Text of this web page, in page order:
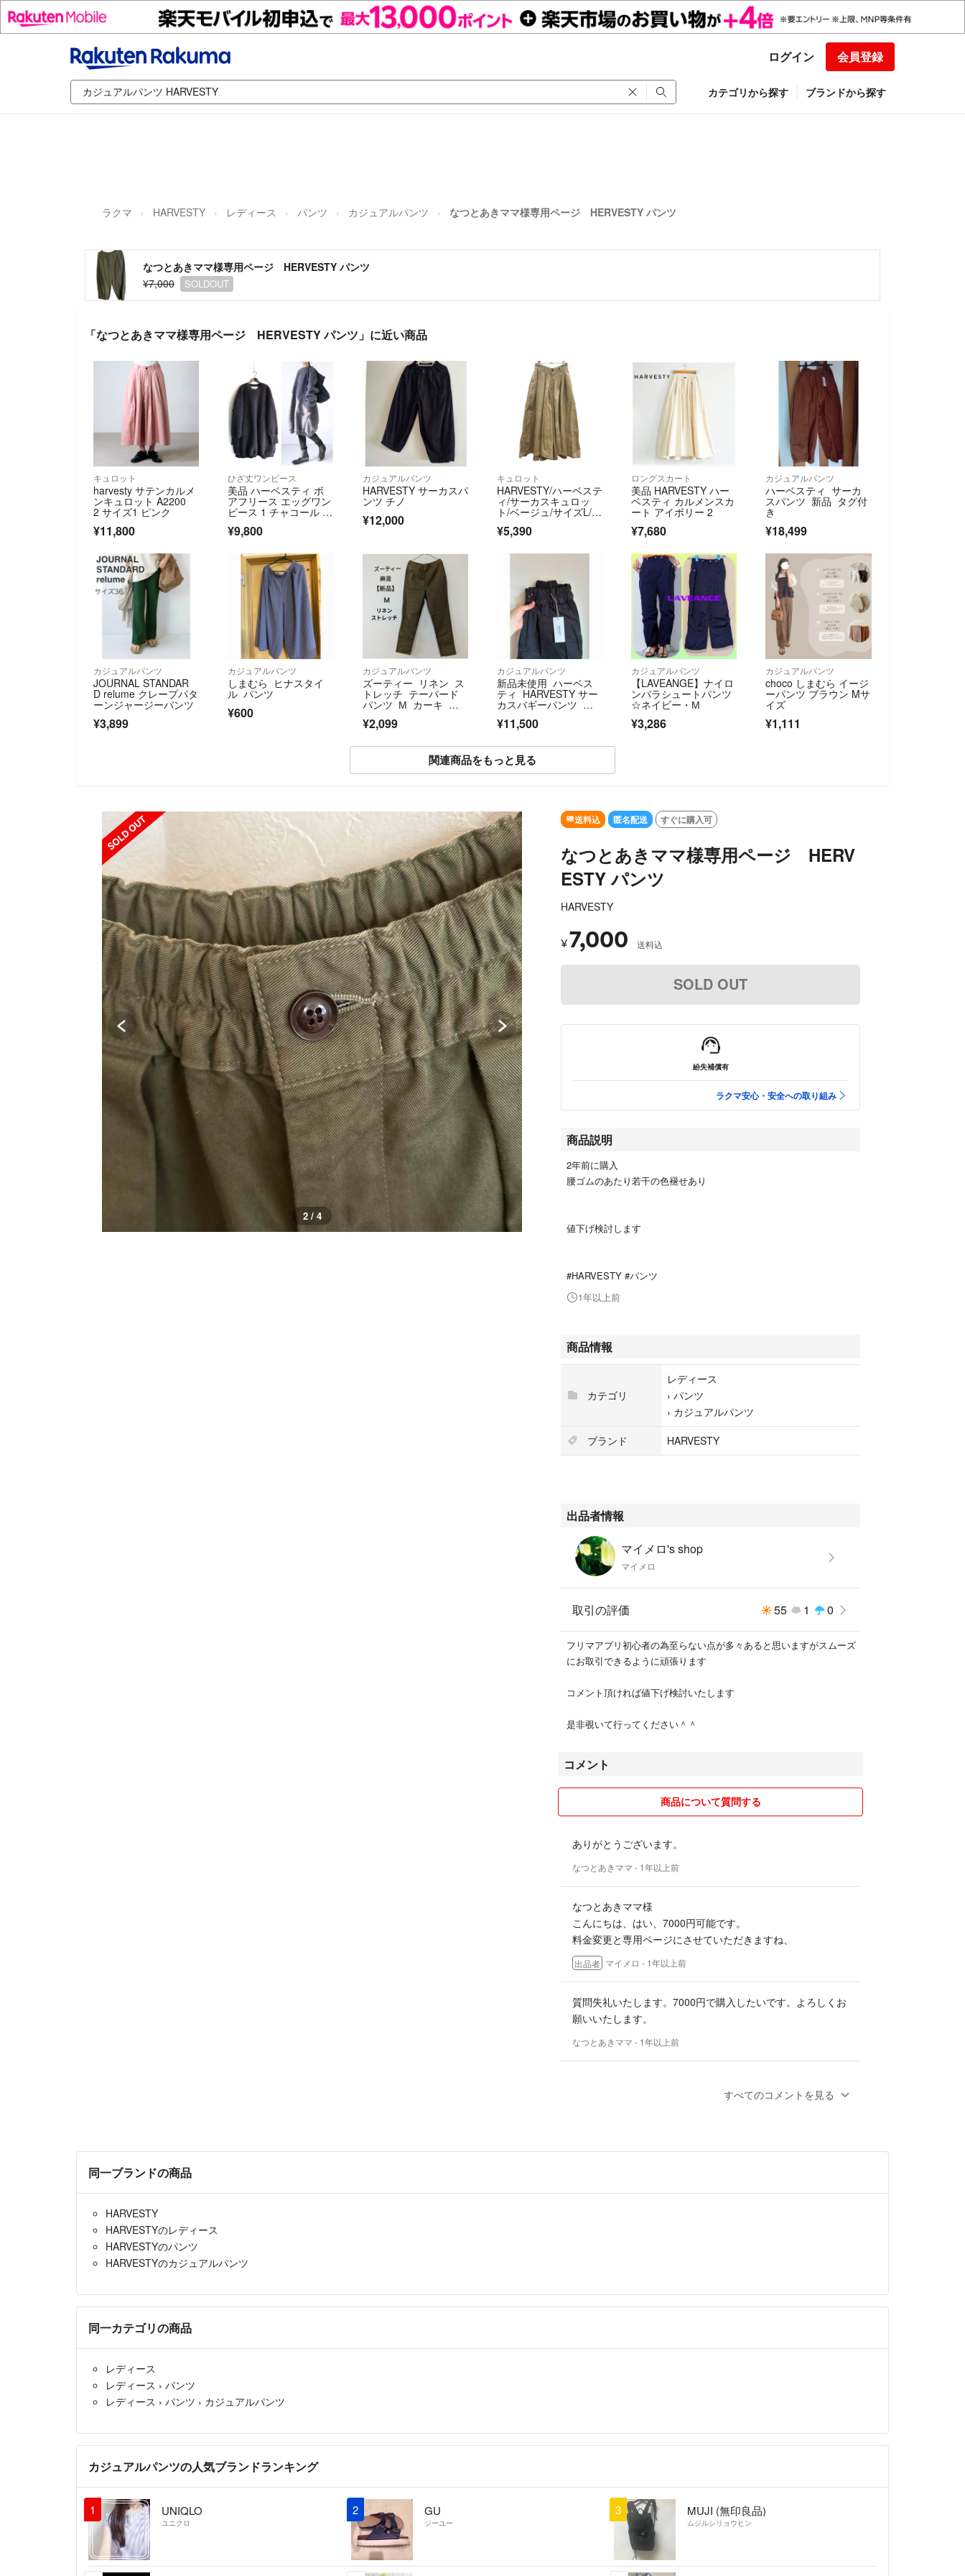
ログイン 会員登録
カテゴリから探す ブランドから探す
ラクマ HARVESTY レディース パンツ カジュアルパンツ なつとあきママ様専用ページ HERVESTY パンツ
なつとあきママ様専用ページ HERVESTY パンツ
¥7,000
SOLDOUT
「なつとあきママ様専用ページ HERVESTY パンツ」に近い商品
キュロット
harvesty サテンカルメ
ンキュロット A2200
2 サイズ1 ピンク
¥11,800
ひざ丈ワンピース
美品 ハーベスティ ボ
アフリース エッグワン
ピース 1 チャコール ゆ
ったり
¥9,800
カジュアルパンツ
HARVESTY サーカスパ
ンツ チノ
¥12,000
キュロット
HARVESTY/ハーベステ
ィ/サーカスキュロッ
ト/ベージュ/サイズL/レ
ディース/FE0227
¥5,390
ロングスカート
美品 HARVESTY ハー
ベスティ カルメンスカ
ート アイボリー 2
¥7,680
カジュアルパンツ
ハーベスティ サーカ
スパンツ 新品 タグ付
き
¥18,499
カジュアルパンツ
JOURNAL STANDAR
D relume クレープパタ
ーンジャージーパンツ
¥3,899
カジュアルパンツ
しまむら ヒナスタイ
ル パンツ
¥600
カジュアルパンツ
ズーティー リネン ス
トレッチ テーパード
パンツ М カーキ 麻
¥2,099
カジュアルパンツ
新品未使用 ハーベス
ティ HARVESTY サー
カスバギーパンツ サ
¥11,500
カジュアルパンツ
【LAVEANGE】ナイロ
ンパラシュートパンツ
☆ネイビー・М
¥3,286
カジュアルパンツ
choco しまむら イージ
ーパンツ ブラウン Mサ
イズ
¥1,111
関連商品をもっと見る
SOLD OUT
3 / 4
送料込 匿名配送 すぐに購入可
なつとあきママ様専用ページ HERV
ESTY パンツ
HARVESTY
¥7,000 送料込
SOLD OUT
紛失補償有
ラクマ安心・安全への取り組み
商品説明
2年前に購入
腰ゴムのあたり若干の色褪せあり
値下げ検討します
#HARVESTY #パンツ
1年以上前
商品情報
カテゴリ
レディース
› パンツ
› カジュアルパンツ
ブランド
HARVESTY
出品者情報
マイメロ's shop
マイメロ
取引の評価 55 1 0
フリマアプリ初心者の為至らない点が多々あると思いますがスムーズ
にお取引できるように頑張ります
コメント頂ければ値下げ検討いたします
是非覗いて行ってください＾＾
コメント
商品について質問する
ありがとうございます。
なつとあきママ - 1年以上前
なつとあきママ様
こんにちは、はい、7000円可能です。
料金変更と専用ページにさせていただきますね、
出品者 マイメロ - 1年以上前
質問失礼いたします。7000円で購入したいです。よろしくお
願いいたします。
なつとあきママ - 1年以上前
こんばんは、お返事遅くなり申し訳ありません。
すべてのコメントを見る
同一ブランドの商品
HARVESTY
HARVESTYのレディース
HARVESTYのパンツ
HARVESTYのカジュアルパンツ
同一カテゴリの商品
レディース
レディース › パンツ
レディース › パンツ › カジュアルパンツ
カジュアルパンツの人気ブランドランキング
1 UNIQLO
ユニクロ
2 GU
ジーユー
3 MUJI (無印良品)
ムジルシリョウヒン